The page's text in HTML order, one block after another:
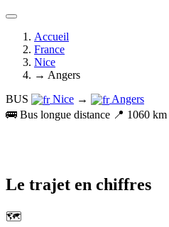
Accueil
France
Nice
→ Angers
BUS
Nice →
Angers
🚌 Bus longue distance 📍 1060 km
Le trajet en chiffres
🗺️